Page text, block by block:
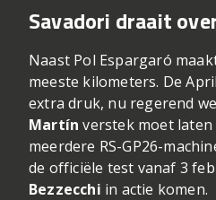
Savadori draait
Naast Pol Espargaró
meeste kilometers. De
extra druk, nu regerend
Martín verstek moet laten
meerdere RS-GP26-
de officiële test vanaf 3
Bezzecchi in actie komen.